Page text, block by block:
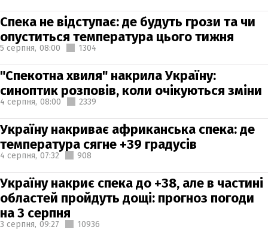
Спека не відступає: де будуть грози та чи
опуститься температура цього тижня
5 серпня, 08:00 1304
"Спекотна хвиля" накрила Україну:
синоптик розповів, коли очікуються зміни
4 серпня, 08:00 2339
Україну накриває африканська спека: де
температура сягне +39 градусів
4 серпня, 07:32 908
Україну накриє спека до +38, але в частині
областей пройдуть дощі: прогноз погоди
на 3 серпня
3 серпня, 09:27 10936